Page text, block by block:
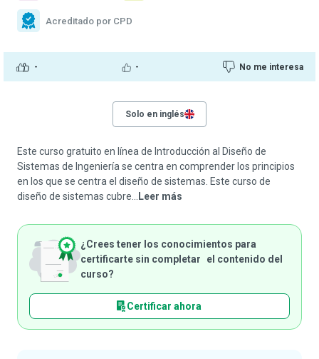
- - No me interesa
Acreditado por CPD
Solo en inglés
Este curso gratuito en línea de Introducción al Diseño de
Sistemas de Ingeniería se centra en comprender los principios
en los que se centra el diseño de sistemas. Este curso de
diseño de sistemas cubre...
Leer más
¿Crees tener los conocimientos para
certificarte sin completar el contenido del
curso?
Certificar ahora